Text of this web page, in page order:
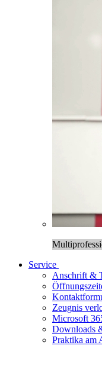
Service
Anschrift &
Zeugnis
Microsoft
Downloads
Praktika am